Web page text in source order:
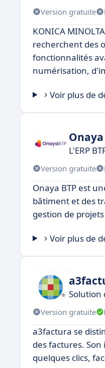
Version gratuite
KONICA
recherchent des
fonctionnalités
numérisation,
Voir plus de
Onaya
L'ERP
Version gratuite
Onaya BTP est
bâtiment et des
gestion de
Voir plus de
Solution
Version gratuite
a3factura se
des factures.
quelques clics,